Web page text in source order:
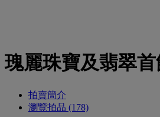
瑰麗珠寶及翡翠首
拍賣簡介
瀏覽拍品 (178)